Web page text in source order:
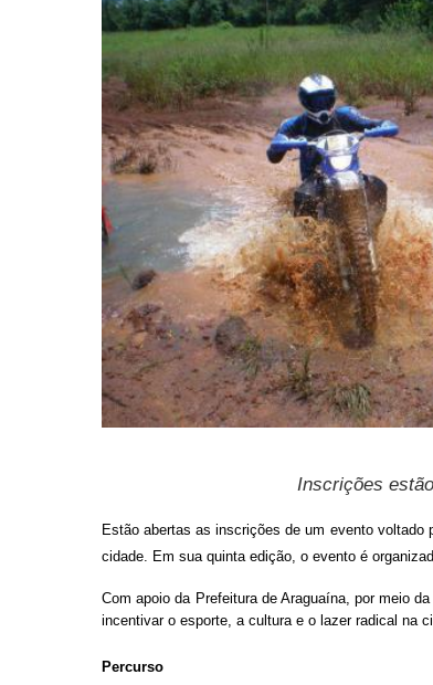
Inscrições
Estão abertas as inscrições de um evento
cidade. Em sua quinta edição, o evento é
Com apoio da Prefeitura de Araguaína, por meio
incentivar o esporte, a cultura e o lazer radical na
Percurso